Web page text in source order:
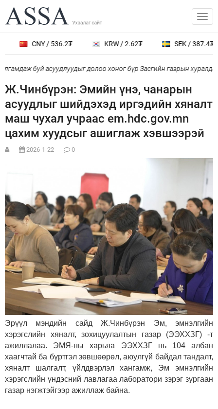
CNY / 536.2₮ KRW / 2.62₮ SEK / 387.4₮
буй асуудлуудыг долоо хоног бүр Засгийн газрын
Ж.Чинбүрэн: Эмийн үнэ, чанарын
асуудлыг шийдэхэд иргэдийн хяналт
маш чухал учраас em.hdc.gov.mn
цахим хуудсыг ашиглаж хэвшээрэй
2026-1-22 0
Эрүүл мэндийн сайд Ж.Чинбүрэн Эм, эмнэлгийн
хэрэгслийн хяналт, зохицуулалтын газар (ЭЭХХЗГ) -т
ажиллалаа. ЭМЯ-ны харьяа ЭЭХХЗГ нь 104 албан
хаагчтай ба бүртгэл зөвшөөрөл, аюулгүй байдал тандалт,
хяналт шалгалт, үйлдвэрлэл хангамж, Эм эмнэлгийн
хэрэгслийн үндэсний лавлагаа лаборатори зэрэг зургаан
газар нэгжтэйгээр ажиллаж байна.